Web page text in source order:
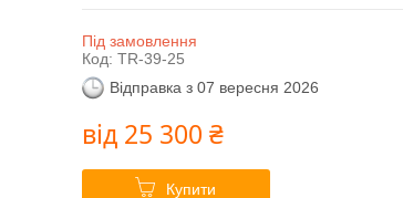
Під замовлення
Код: TR-39-25
Відправка з 07 вересня 2026
від 25 300 ₴
Купити